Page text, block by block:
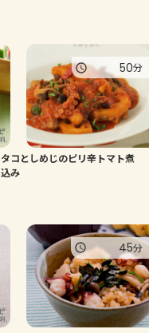
タコとしめじのピリ辛トマト煮
込み
50分
45分